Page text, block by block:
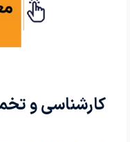
کارشناسی و